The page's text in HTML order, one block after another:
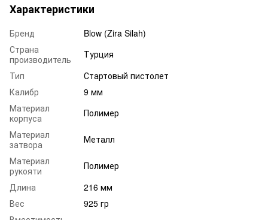
Характеристики
Бренд
Blow (Zira Silah)
Страна
производитель
Турция
Тип
Стартовый пистолет
Калибр
9 мм
Материал
корпуса
Полимер
Материал
затвора
Металл
Материал
рукояти
Полимер
Длина
216 мм
Вес
925 гр